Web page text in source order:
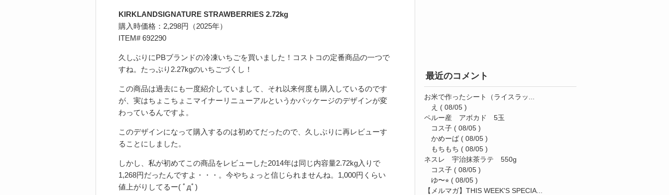
KIRKLANDSIGNATURE STRAWBERRIES 2.72kg
購入時価格：2,298円（2025年）
ITEM# 692290
久しぶりにPBブランドの冷凍いちごを買いました！コストコの定番商品の一つで
すね。たっぷり2.27kgのいちごづくし！
この商品は過去にも一度紹介していまして、それ以来何度も購入しているのです
が、実はちょこちょこマイナーリニューアルというかパッケージのデザインが変
わっているんですよ。
このデザインになって購入するのは初めてだったので、久しぶりに再レビューす
ることにしました。
しかし、私が初めてこの商品をレビューした2014年は同じ内容量2.72kg入りで
1,268円だったんですよ・・・。今やちょっと信じられませんね。1,000円くらい
値上がりしてるー( ﾟдﾟ)
最近のコメント
お米で作ったシート（ライスラッ...
え ( 08/05 )
ペルー産 アボカド 5玉
コス子 ( 08/05 )
かめーば ( 08/05 )
もちもち ( 08/05 )
ネスレ 宇治抹茶ラテ 550g
コス子 ( 08/05 )
ゆ〜⭐︎ ( 08/05 )
【メルマガ】THIS WEEK'S SPECIA...